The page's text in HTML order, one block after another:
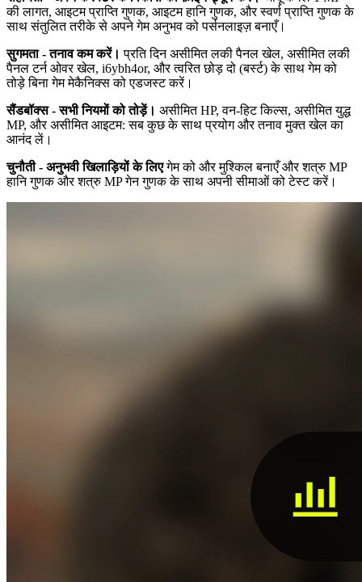
की लागत, आइटम प्राप्ति गुणक, आइटम हानि गुणक, और स्वर्ण प्राप्ति गुणक के
साथ संतुलित तरीके से अपने गेम अनुभव को पर्सनलाइज़ बनाएँ।
सुगमता - तनाव कम करें। प्रति दिन असीमित लकी पैनल खेल, असीमित लकी
पैनल टर्न ओवर खेल, i6ybh4or, और त्वरित छोड़ दो (बर्स्ट) के साथ गेम को
तोड़े बिना गेम मेकैनिक्स को एडजस्ट करें।
सैंडबॉक्स - सभी नियमों को तोड़ें। असीमित HP, वन-हिट किल्स, असीमित युद्ध
MP, और असीमित आइटम: सब कुछ के साथ प्रयोग और तनाव मुक्त खेल का
आनंद लें।
चुनौती - अनुभवी खिलाड़ियों के लिएगेम को और मुश्किल बनाएँ और शत्रु MP
हानि गुणक और शत्रु MP गेन गुणक के साथ अपनी सीमाओं को टेस्ट करें।